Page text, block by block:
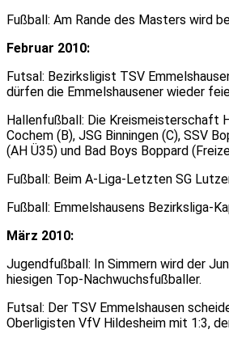
Fußball: Am Rande des Masters wird
Februar 2010:
Futsal: Bezirksligist TSV
dürfen die Emmelshausener wieder
Hallenfußball: Die Kreismeisterschaft
Cochem (B), JSG Binningen (C), SSV
(AH Ü35) und Bad Boys Boppard
Fußball: Beim A-Liga-Letzten SG
Fußball: Emmelshausens Bezirksliga-
März 2010:
Jugendfußball: In Simmern wird der
hiesigen Top-Nachwuchsfußballer.
Futsal: Der TSV Emmelshausen
Oberligisten VfV Hildesheim mit 1:3,